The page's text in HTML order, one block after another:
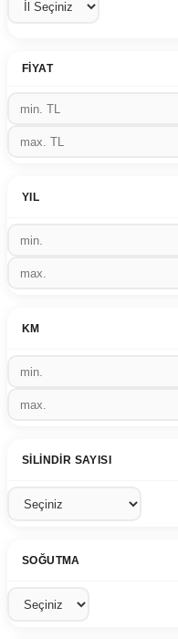
FIYAT
YIL
KM
SILINDIR SAYISI
SOĞUTMA